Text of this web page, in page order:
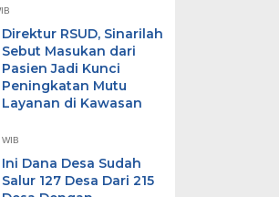
Direktur RSUD, Sinarilah
Sebut Masukan dari
Pasien Jadi Kunci
Peningkatan Mutu
Layanan di Kawasan
Ini Dana Desa Sudah
Salur 127 Desa Dari 215